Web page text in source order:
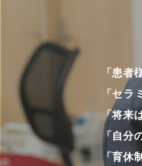
「患者
「セ
「将来
「自分
「育休